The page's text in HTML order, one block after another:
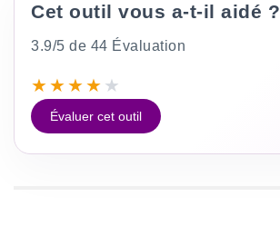
Cet outil vous a-t-il aidé ?
3.9/5 de 44 Évaluation
★★★★ ★
Évaluer cet outil